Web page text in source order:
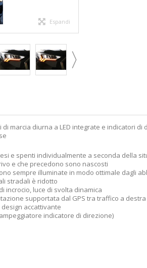
Espandi
di marcia diurna a LED integrate e indicatori
e spenti individualmente a seconda della
e che precedono sono nascosti
sempre illuminate in modo ottimale dagli
stradali è ridotto
incrocio, luce di svolta dinamica
supportata dal GPS tra traffico a
accattivante
indicatore di direzione)